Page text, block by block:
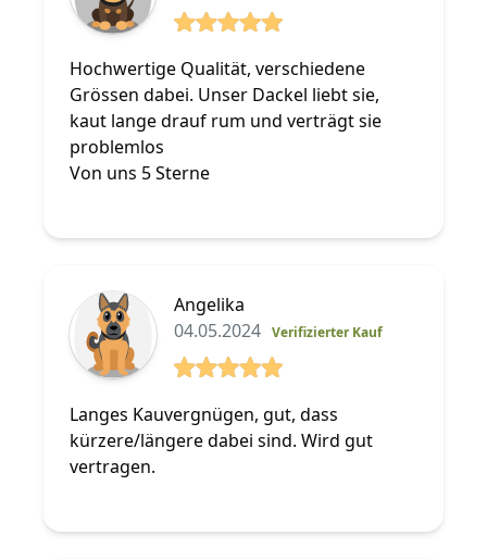
Hochwertige Qualität, verschiedene
Grössen dabei. Unser Dackel liebt sie,
kaut lange drauf rum und verträgt sie
problemlos
Von uns 5 Sterne
Angelika
04.05.2024 Verifizierter Kauf
Langes Kauvergnügen, gut, dass
kürzere/längere dabei sind. Wird gut
vertragen.